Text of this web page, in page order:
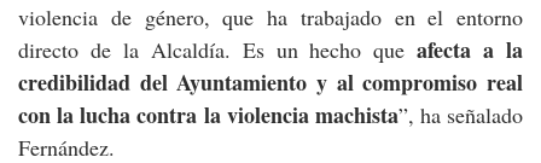
violencia de género, que ha trabajado en el entorno
directo de la Alcaldía. Es un hecho queafecta a la
credibilidad del Ayuntamiento y al compromiso real
con la lucha contra la violencia machista”, ha señalado
Fernández.